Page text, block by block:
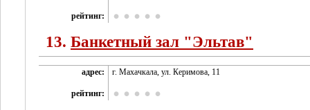
рейтинг:
13. Банкетный зал "Эльтав"
адрес: г. Махачкала, ул. Керимова, 11
рейтинг: